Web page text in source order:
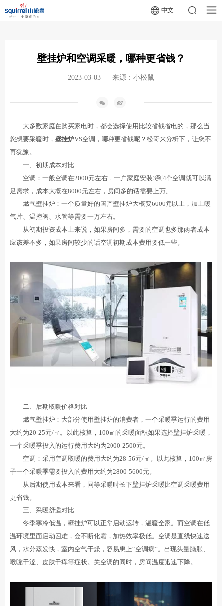
中文
壁挂炉和空调采暖，哪种更省钱？
2023-03-03 来源：小松鼠
大多数家庭在购买家电时，都会选择使用比较省钱省电的，那么当
您想要采暖时， 壁挂炉VS空调，哪种更省钱呢？松哥来分析下，让您不
再犹豫。
一、初期成本对比
空调：一般空调在2000元左右，一户家庭安装3到4个空调就可以满
足需求，成本大概在8000元左右，房间多的话需要上万。
燃气壁挂炉：一个质量好的国产壁挂炉大概要6000元以上，加上暖
气片、温控阀、水管等需要一万左右。
从初期投资成本上来说，如果房间多，需要的空调也多那两者成本
应该差不多，如果房间较少的话空调初期成本费用要低一些。
二、后期取暖价格对比
燃气壁挂炉：大部分使用壁挂炉的消费者，一个采暖季运行的费用
大约为20-25元/㎡。以此核算，100㎡的采暖面积如果选择壁挂炉采暖，
一个采暖季投入的运行费用大约为2000-2500元。
空调：采用空调取暖的费用大约为28-56元/㎡。以此核算，100㎡房
子一个采暖季需要投入的费用大约为2800-5600元。
从后期使用成本来看，同等采暖时长下壁挂炉采暖比空调采暖费用
更省钱。
三、采暖舒适对比
冬季寒冷低温，壁挂炉可以正常启动运转，温暖全家。而空调在低
温环境里面启动困难，会不断化霜，加热效率极低。空调是直线快速送
风，水分蒸发快，室内空气干燥，容易患上“空调病”。出现头量脑胀、
喉咙干涩、皮肤干痒等症状。关空调的同时，房间温度迅速下降。